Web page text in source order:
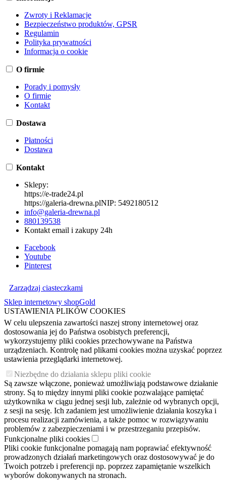
Zwroty i Reklamacje
Bezpieczeństwo produktów, GPSR
Regulamin
Polityka prywatności
Informacja o cookie
O firmie
Porady i pomysły
O firmie
Kontakt
Dostawa
Płatności
Dostawa
Kontakt
Sklepy:
https://e-trade24.pl
https://galeria-drewna.plNIP: 5492180512
info@galeria-drewna.pl
880139538
Kontakt email i zakupy 24h
Facebook
Youtube
Pinterest
Zarządzaj ciasteczkami
Sklep internetowy shopGold
USTAWIENIA PLIKÓW COOKIES
W celu ulepszenia zawartości naszej strony internetowej oraz
dostosowania jej do Państwa osobistych preferencji,
wykorzystujemy pliki cookies przechowywane na Państwa
urządzeniach. Kontrolę nad plikami cookies można uzyskać poprzez
ustawienia przeglądarki internetowej.
Niezbędne do działania sklepu pliki cookie
Są zawsze włączone, ponieważ umożliwiają podstawowe działanie
strony. Są to między innymi pliki cookie pozwalające pamiętać
użytkownika w ciągu jednej sesji lub, zależnie od wybranych opcji,
z sesji na sesję. Ich zadaniem jest umożliwienie działania koszyka i
procesu realizacji zamówienia, a także pomoc w rozwiązywaniu
problemów z zabezpieczeniami i w przestrzeganiu przepisów.
Funkcjonalne pliki cookies
Pliki cookie funkcjonalne pomagają nam poprawiać efektywność
prowadzonych działań marketingowych oraz dostosowywać je do
Twoich potrzeb i preferencji np. poprzez zapamiętanie wszelkich
wyborów dokonywanych na stronach.